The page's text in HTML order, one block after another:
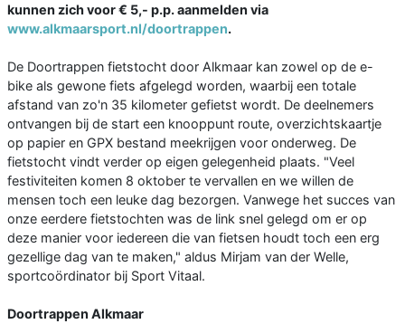
kunnen zich voor € 5,- p.p. aanmelden via
www.alkmaarsport.nl/doortrappen.
De Doortrappen fietstocht door Alkmaar kan zowel op de e-
bike als gewone fiets afgelegd worden, waarbij een totale
afstand van zo'n 35 kilometer gefietst wordt. De deelnemers
ontvangen bij de start een knooppunt route, overzichtskaartje
op papier en GPX bestand meekrijgen voor onderweg. De
fietstocht vindt verder op eigen gelegenheid plaats. "Veel
festiviteiten komen 8 oktober te vervallen en we willen de
mensen toch een leuke dag bezorgen. Vanwege het succes van
onze eerdere fietstochten was de link snel gelegd om er op
deze manier voor iedereen die van fietsen houdt toch een erg
gezellige dag van te maken," aldus Mirjam van der Welle,
sportcoördinator bij Sport Vitaal.
Doortrappen Alkmaar